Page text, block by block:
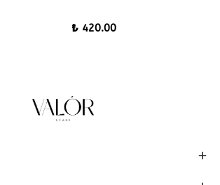
₺ 420.00